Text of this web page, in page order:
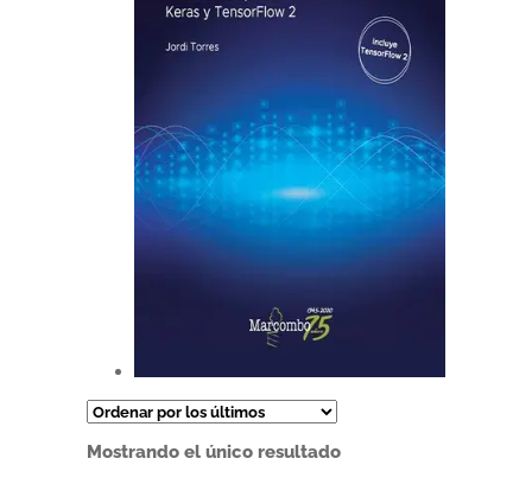
producto
múltiples
Mostrando el único resultado